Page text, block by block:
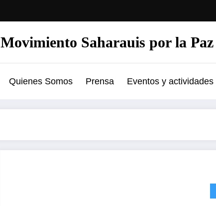
Movimiento Saharauis por la Paz
Eventos y actividades
Prensa
Quienes Somos